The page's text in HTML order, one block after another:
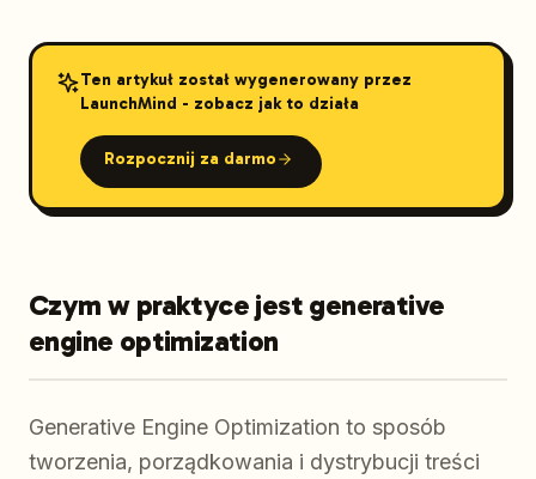
Ten artykuł został wygenerowany przez
LaunchMind - zobacz jak to działa
Rozpocznij za darmo
Czym w praktyce jest generative
engine optimization
Generative Engine Optimization to sposób
tworzenia, porządkowania i dystrybucji treści